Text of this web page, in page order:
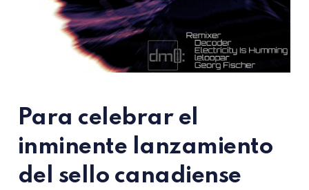
Para celebrar el
inminente lanzamiento
del sello canadiense